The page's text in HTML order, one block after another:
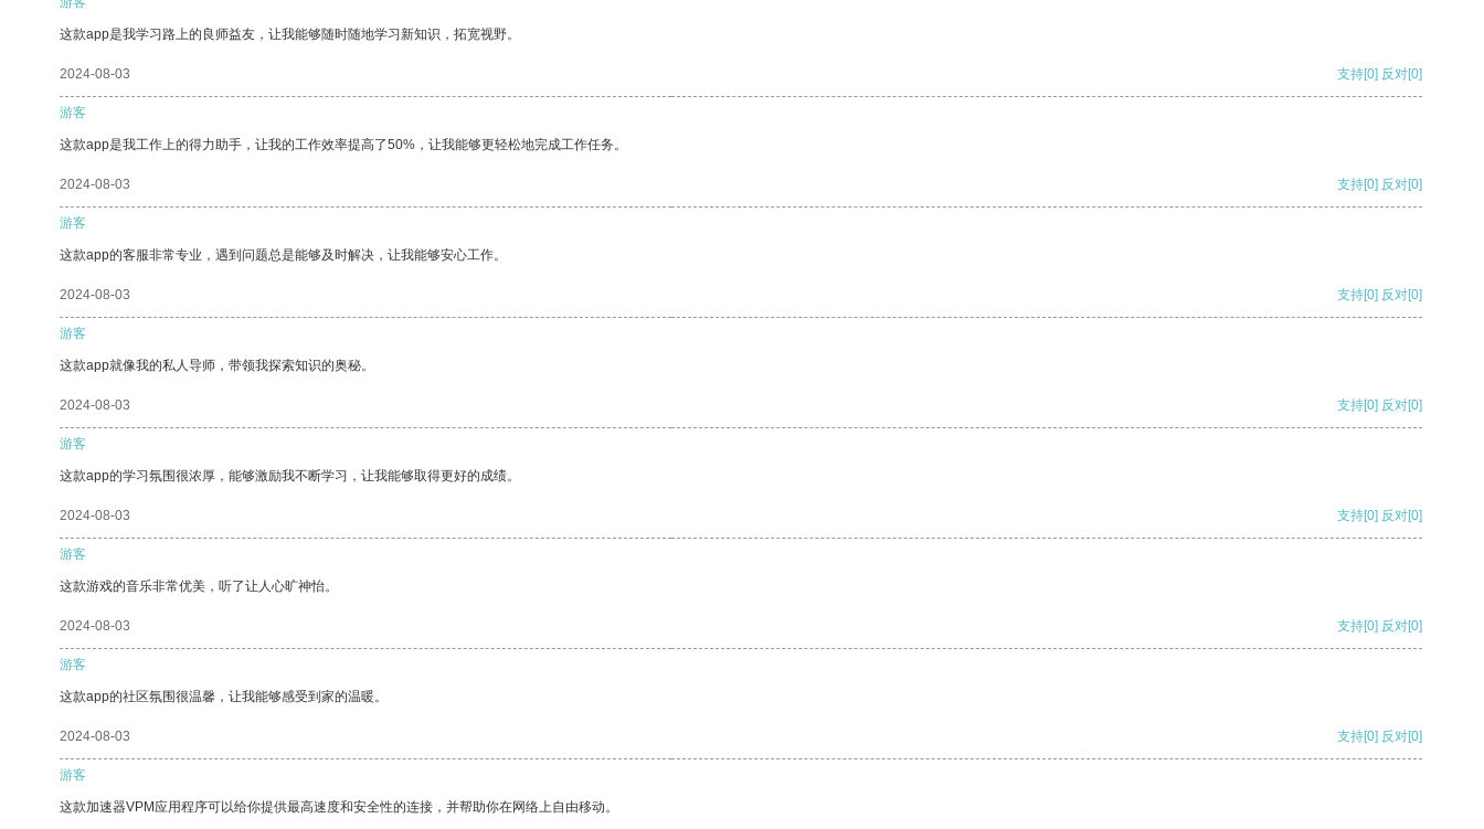
这款app是我学习路上的良师益友，让我能够随时随地学习新知识，拓宽视野。
2024-08-03 支持[0] 反对[0]
游客
这款app是我工作上的得力助手，让我的工作效率提高了50%，让我能够更轻松地完成工作任务。
2024-08-03 支持[0] 反对[0]
游客
这款app的客服非常专业，遇到问题总是能够及时解决，让我能够安心工作。
2024-08-03 支持[0] 反对[0]
游客
这款app就像我的私人导师，带领我探索知识的奥秘。
2024-08-03 支持[0] 反对[0]
游客
这款app的学习氛围很浓厚，能够激励我不断学习，让我能够取得更好的成绩。
2024-08-03 支持[0] 反对[0]
游客
这款游戏的音乐非常优美，听了让人心旷神怡。
2024-08-03 支持[0] 反对[0]
游客
这款app的社区氛围很温馨，让我能够感受到家的温暖。
2024-08-03 支持[0] 反对[0]
游客
这款加速器VPM应用程序可以给你提供最高速度和安全性的连接，并帮助你在网络上自由移动。